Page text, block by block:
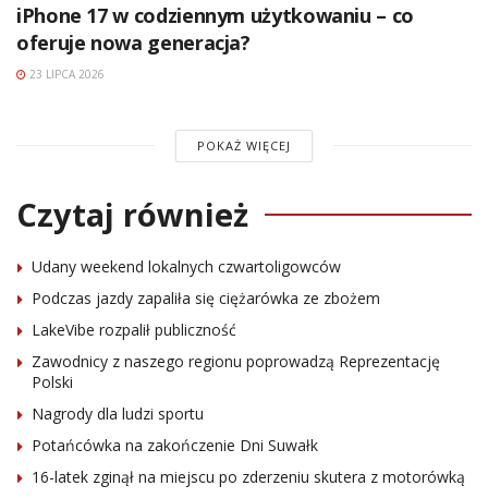
iPhone 17 w codziennym użytkowaniu – co
oferuje nowa generacja?
23 LIPCA 2026
POKAŻ WIĘCEJ
Czytaj również
Udany weekend lokalnych czwartoligowców
Podczas jazdy zapaliła się ciężarówka ze zbożem
LakeVibe rozpalił publiczność
Zawodnicy z naszego regionu poprowadzą Reprezentację
Polski
Nagrody dla ludzi sportu
Potańcówka na zakończenie Dni Suwałk
16-latek zginął na miejscu po zderzeniu skutera z motorówką